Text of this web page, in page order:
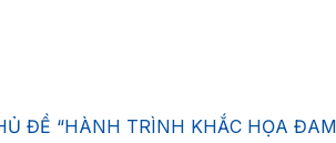
ĐỀ “HÀNH TRÌNH KHẮC HỌA ĐAM